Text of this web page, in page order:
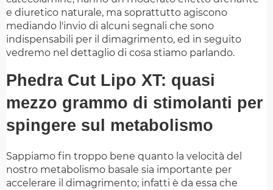
e diuretico naturale, ma soprattutto agiscono
mediando l'invio di alcuni segnali che sono
indispensabili per il dimagrimento, ed in seguito
vedremo nel dettaglio di cosa stiamo parlando.
Phedra Cut Lipo XT: quasi
mezzo grammo di stimolanti per
spingere sul metabolismo
Sappiamo fin troppo bene quanto la velocità del
nostro metabolismo basale sia importante per
accelerare il dimagrimento; infatti è da essa che